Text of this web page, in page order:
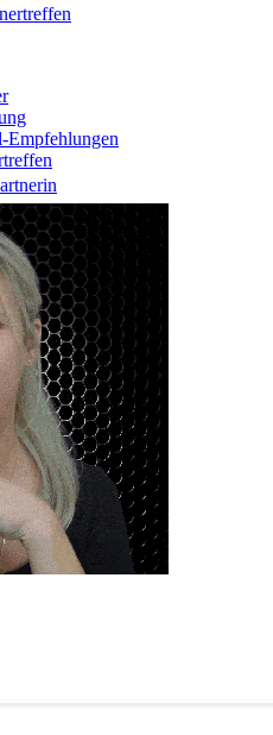
Empfehlungen